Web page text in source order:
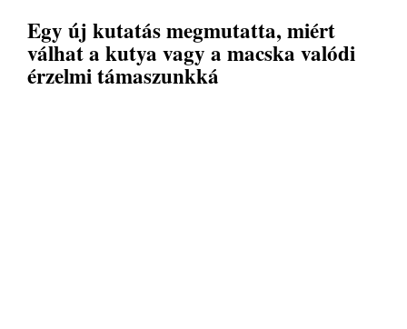
Egy új kutatás megmutatta, miért
válhat a kutya vagy a macska valódi
érzelmi támaszunkká